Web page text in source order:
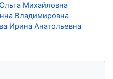
Михайловна
Владимировна
Ирина Анатольевна